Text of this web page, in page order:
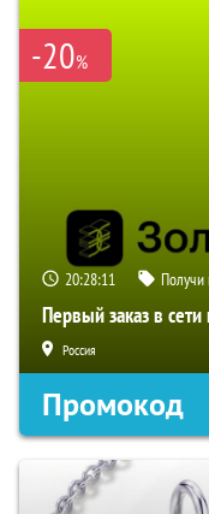
-20%
20:28:11
Первый заказ в
Россия
Промокод